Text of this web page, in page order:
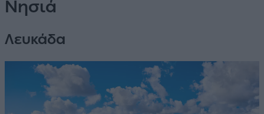
Νησιά
Λευκάδα